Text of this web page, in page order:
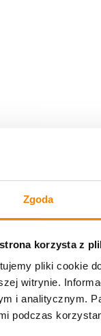
Zgoda
korzysta z
pliki cookie
witrynie.
i analitycznym.
podczas